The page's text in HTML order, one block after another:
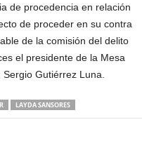
de procedencia en relación
de proceder en su contra
de la comisión del delito
el presidente de la Mesa
Gutiérrez Luna.
LAYDA SANSORES